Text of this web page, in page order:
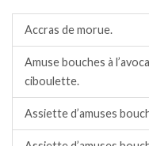
Accras de morue.
Amuse bouches à
ciboulette.
Assiette d’amuses